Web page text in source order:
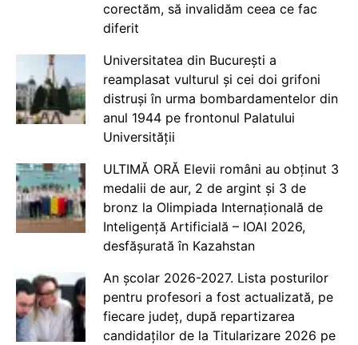
corectăm, să invalidăm ceea ce fac
diferit
Universitatea din București a
reamplasat vulturul și cei doi grifoni
distruși în urma bombardamentelor din
anul 1944 pe frontonul Palatului
Universității
ULTIMĂ ORĂ Elevii români au obținut 3
medalii de aur, 2 de argint și 3 de
bronz la Olimpiada Internațională de
Inteligență Artificială – IOAI 2026,
desfășurată în Kazahstan
An școlar 2026-2027. Lista posturilor
pentru profesori a fost actualizată, pe
fiecare județ, după repartizarea
candidaților de la Titularizare 2026 pe